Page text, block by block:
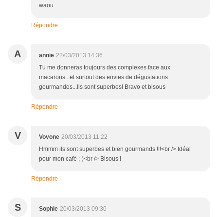
waou
Répondre
A annie 22/03/2013 14:36
Tu me donneras toujours des complexes face aux
macarons...et surtout des envies de dégustations
gourmandes...Ils sont superbes! Bravo et bisous
Répondre
V Vovone 20/03/2013 11:22
Hmmm ils sont superbes et bien gourmands !!!<br /> Idéal
pour mon café ;-)<br /> Bisous !
Répondre
S Sophie 20/03/2013 09:30